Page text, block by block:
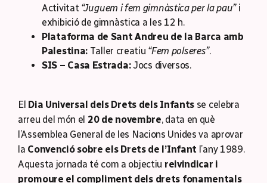
Activitat “Juguem i fem gimnàstica per la pau”i
exhibició de gimnàstica a les 12 h.
Plataforma de Sant Andreu de la Barca amb
Palestina: Taller creatiu “Fem polseres”.
SIS – Casa Estrada:Jocs diversos.
El Dia Universal dels Drets dels Infants se celebra
arreu del món el 20 de novembre, data en què
l’Assemblea General de les Nacions Unides va aprovar
la Convenció sobre els Drets de l’Infant l’any 1989.
Aquesta jornada té com a objectiu reivindicar i
promoure el compliment dels drets fonamentals